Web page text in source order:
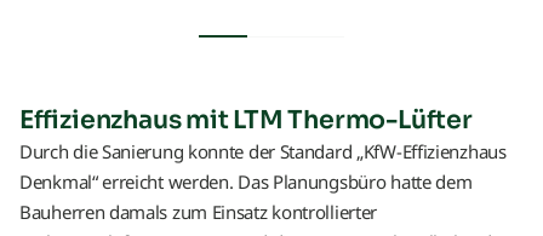
Effizienzhaus mit LTM Thermo-Lüfter
Durch die Sanierung konnte der Standard „KfW-Effizienzhaus
Denkmal“ erreicht werden. Das Planungsbüro hatte dem
Bauherren damals zum Einsatz kontrollierter